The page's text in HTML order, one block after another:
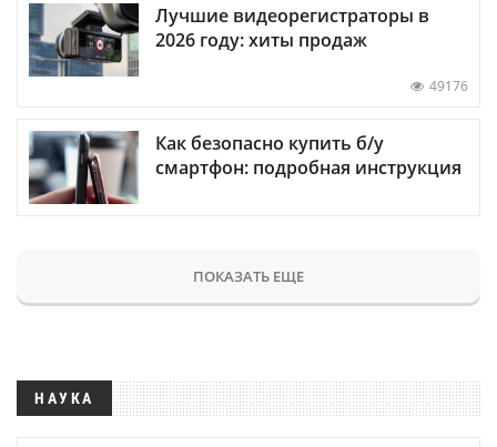
Лучшие видеорегистраторы в
2026 году: хиты продаж
49176
Как безопасно купить б/у
смартфон: подробная инструкция
ПОКАЗАТЬ ЕЩЕ
НАУКА